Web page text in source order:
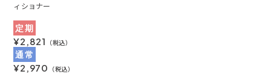
ィショナー
定期
¥2,821 （税込）
通常
¥2,970 （税込）